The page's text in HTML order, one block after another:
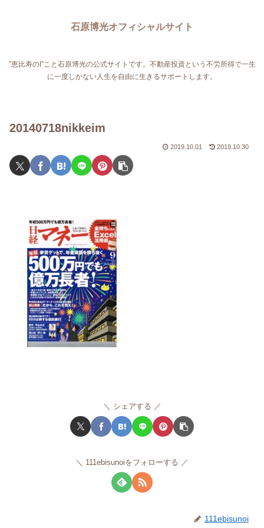
石原博光オフィシャルサイト
”恵比寿のI”こと石原博光の公式サイトです。不動産投資という不労所得で一生
に一度しかない人生を自由に生きるサポートします。
20140718nikkeim
2019.10.01 2019.10.30
シェアする
111ebisunoiをフォローする
111ebisunoi